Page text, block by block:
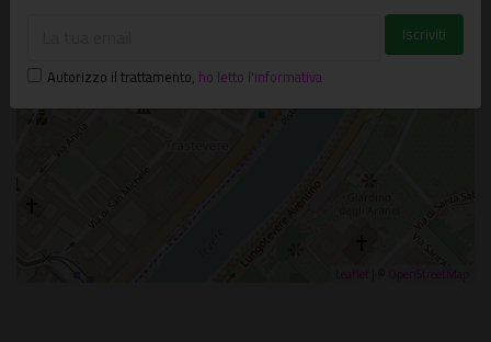
Autorizzo il trattamento, ho letto l'informativa